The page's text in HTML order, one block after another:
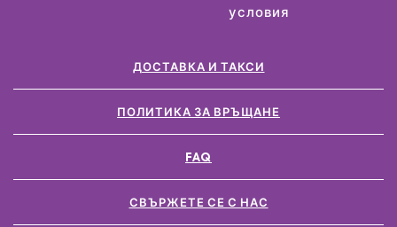
условия
ДОСТАВКА И ТАКСИ
ПОЛИТИКА ЗА ВРЪЩАНЕ
FAQ
СВЪРЖЕТЕ СЕ С НАС